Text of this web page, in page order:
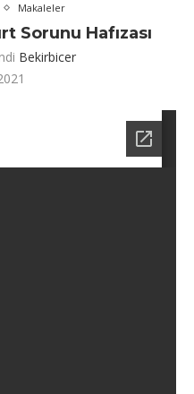
Makaleler
Sorunu Hafızası
Bekirbicer